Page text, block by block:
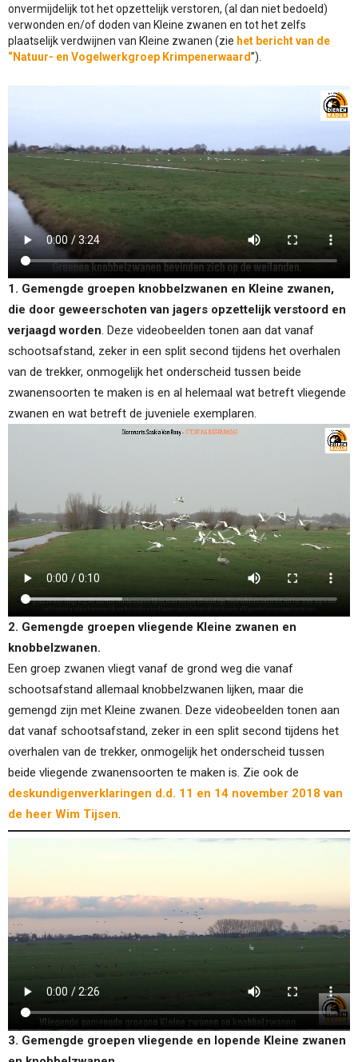
onvermijdelijk tot het opzettelijk verstoren, (al dan niet bedoeld)
verwonden en/of doden van Kleine zwanen en tot het zelfs
plaatselijk verdwijnen van Kleine zwanen (zie het bericht van de
“Natuur- en Vogelwerkgroep Krimpenerwaard”).
1. Gemengde groepen knobbelzwanen en Kleine zwanen,
die door geweerschoten van jagers opzettelijk verstoord en
verjaagd worden. Deze videobeelden tonen aan dat vanaf
schootsafstand, zeker in een split second tijdens het overhalen
van de trekker, onmogelijk het onderscheid tussen beide
zwanensoorten te maken is en al helemaal wat betreft vliegende
zwanen en wat betreft de juveniele exemplaren.
2. Gemengde groepen vliegende Kleine zwanen en
knobbelzwanen.
Een groep zwanen vliegt vanaf de grond weg die vanaf
schootsafstand allemaal knobbelzwanen lijken, maar die
gemengd zijn met Kleine zwanen. Deze videobeelden tonen aan
dat vanaf schootsafstand, zeker in een split second tijdens het
overhalen van de trekker, onmogelijk het onderscheid tussen
beide vliegende zwanensoorten te maken is. Zie ook de
deskundigenverklaringen d.d. 11 en 14 november 2018 van
de heer Wim Tijsen
3. Gemengde groepen vliegende en lopende Kleine zwanen